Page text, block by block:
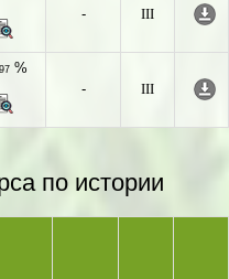
-
III
%
-
III
по истории